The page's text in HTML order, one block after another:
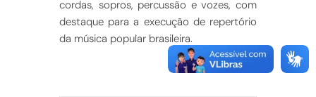
cordas, sopros, percussão e vozes, com
destaque para a execução de repertório
da música popular brasileira.